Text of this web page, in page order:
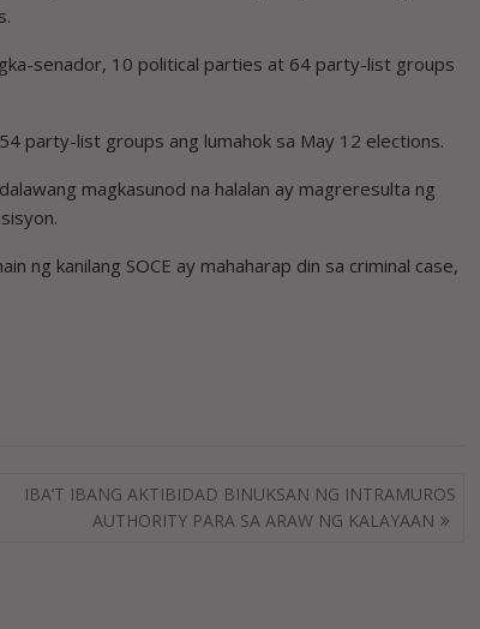
senador, 10 political parties at 64 party-list groups
party-list groups ang lumahok sa May 12 elections.
magkasunod na halalan ay magreresulta ng
ng kanilang SOCE ay mahaharap din sa criminal case,
IBA’T IBANG AKTIBIDAD BINUKSAN NG INTRAMUROS
AUTHORITY PARA SA ARAW NG KALAYAAN